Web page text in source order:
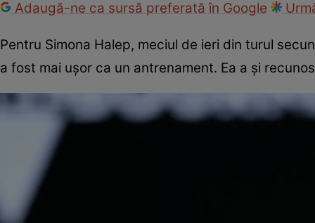
Adaugă-ne ca sursă preferată în Google
Pentru Simona Halep, meciul de ieri din turul
a fost mai ușor ca un antrenament. Ea a și